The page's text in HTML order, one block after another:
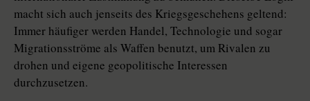
macht sich auch jenseits des Kriegsgeschehens geltend:
Immer häufiger werden Handel, Technologie und sogar
Migrationsströme als Waffen benutzt, um Rivalen zu
drohen und eigene geopolitische Interessen
durchzusetzen.